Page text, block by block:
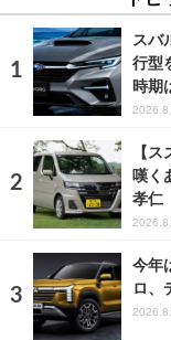
スバ
行型
時期
【
嘆く
孝仁
今年
ロ、